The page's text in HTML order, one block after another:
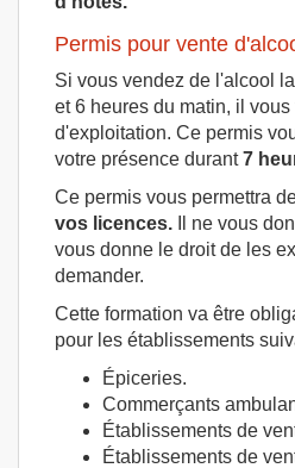
Permis pour vente
Si vous vendez de l'alcool
et 6 heures du matin, il
d'exploitation. Ce permis
votre présence durant7
Ce permis vous permettra
vos licences. Il ne vous
vous donne le droit de les
demander.
Cette formation va être
pour les établissements
Épiceries.
Commerçants
Établissements de
Établissements de